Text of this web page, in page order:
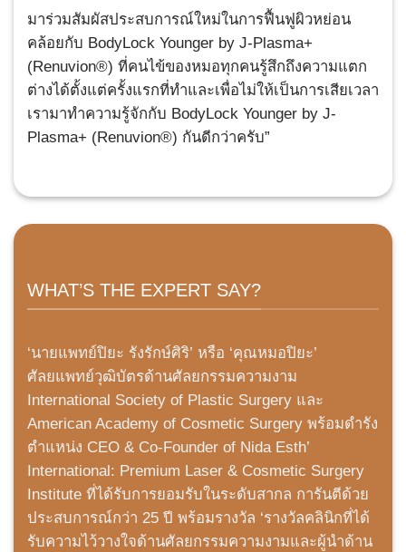
มาร่วมสัมผัสประสบการณ์ใหม่ในการฟื้นฟูผิวหย่อน
คล้อยกับ BodyLock Younger by J-Plasma+
(Renuvion®) ที่คนไข้ของหมอทุกคนรู้สึกถึงความแตก
ต่างได้ตั้งแต่ครั้งแรกที่ทำและเพื่อไม่ให้เป็นการเสียเวลา
เรามาทำความรู้จักกับ BodyLock Younger by J-
Plasma+ (Renuvion®) กันดีกว่าครับ”
WHAT’S THE EXPERT SAY?
‘นายแพทย์ปิยะ รังรักษ์ศิริ’ หรือ ‘คุณหมอปิยะ’
ศัลยแพทย์วุฒิบัตรด้านศัลยกรรมความงาม
International Society of Plastic Surgery และ
American Academy of Cosmetic Surgery พร้อมดำรัง
ตำแหน่ง CEO & Co-Founder of Nida Esth’
International: Premium Laser & Cosmetic Surgery
Institute ที่ได้รับการยอมรับในระดับสากล การันตีด้วย
ประสบการณ์กว่า 25 ปี พร้อมรางวัล ‘รางวัลคลินิกที่ได้
รับความไว้วางใจด้านศัลยกรรมความงามและผู้นำด้าน